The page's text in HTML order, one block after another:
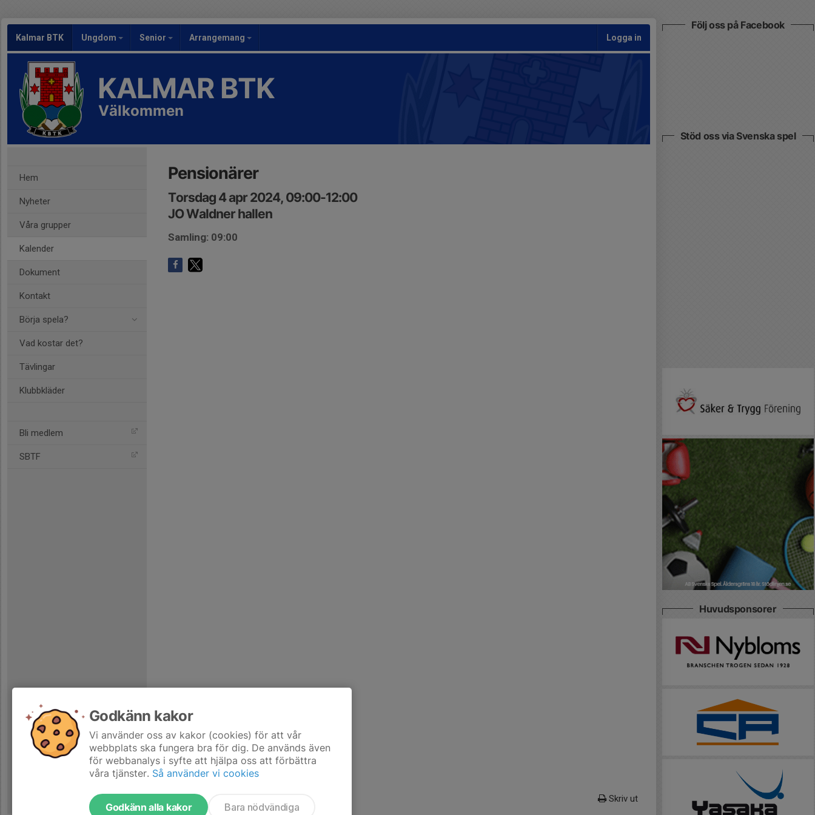
Kalmar BTK Ungdom Senior Arrangemang Logga in
KALMAR BTK
Välkommen
Hem
Nyheter
Våra grupper
Kalender
Dokument
Kontakt
Börja spela?
Vad kostar det?
Tävlingar
Klubbkläder
Bli medlem
SBTF
Pensionärer
Torsdag 4 apr 2024, 09:00-12:00
JO Waldner hallen
Samling: 09:00
Skriv ut
Följ oss på Facebook
Stöd oss via Svenska spel
Huvudsponsorer
Godkänn kakor
Vi använder oss av kakor (cookies) för att vår
webbplats ska fungera bra för dig. De används även
för webbanalys i syfte att hjälpa oss att förbättra
våra tjänster. Så använder vi cookies
Godkänn alla kakor Bara nödvändiga